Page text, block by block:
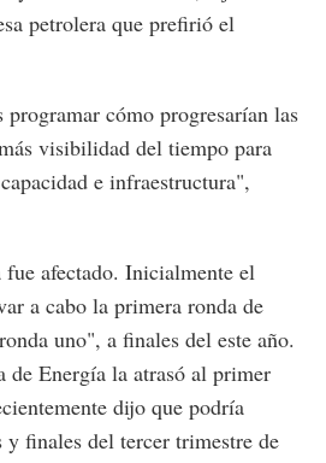
petrolera que prefirió el
programar cómo progresarían las
visibilidad del tiempo para
e infraestructura",
fue afectado. Inicialmente el
a cabo la primera ronda de
uno", a finales del este año.
de Energía la atrasó al primer
dijo que podría
finales del tercer trimestre de